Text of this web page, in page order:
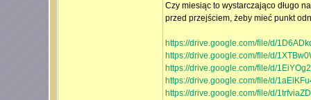
Czy miesiąc to wystarczająco długo
przed przejściem, żeby mieć punkt
https://drive.google.com/file/d/
https://drive.google.com/file/d/
https://drive.google.com/file/d/
https://drive.google.com/file/d/
https://drive.google.com/file/d/